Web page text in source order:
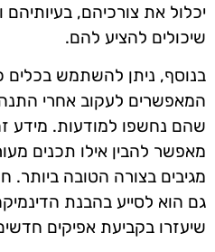
יכלול את צורכיהם, בעיותיהם
שיכולים להציע להם.
בנוסף, ניתן להשתמש בכלים
המאפשרים לעקוב אחרי
שהם נחשפו למודעות. מידע
מאפשר להבין אילו תכנים
מגיבים בצורה הטובה ביותר.
גם הוא לסייע בהבנת
שיעזרו בקביעת אפיקים